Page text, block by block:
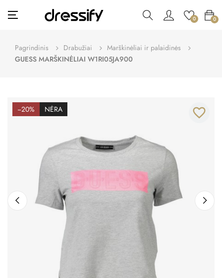
Toggle
navigation
☰ 0 0
Pagrindinis Drabužiai
Marškinėliai ir palaidinės
GUESS MARŠKINĖLIAI W1RI05JA900
−20% NĖRA favorite_border